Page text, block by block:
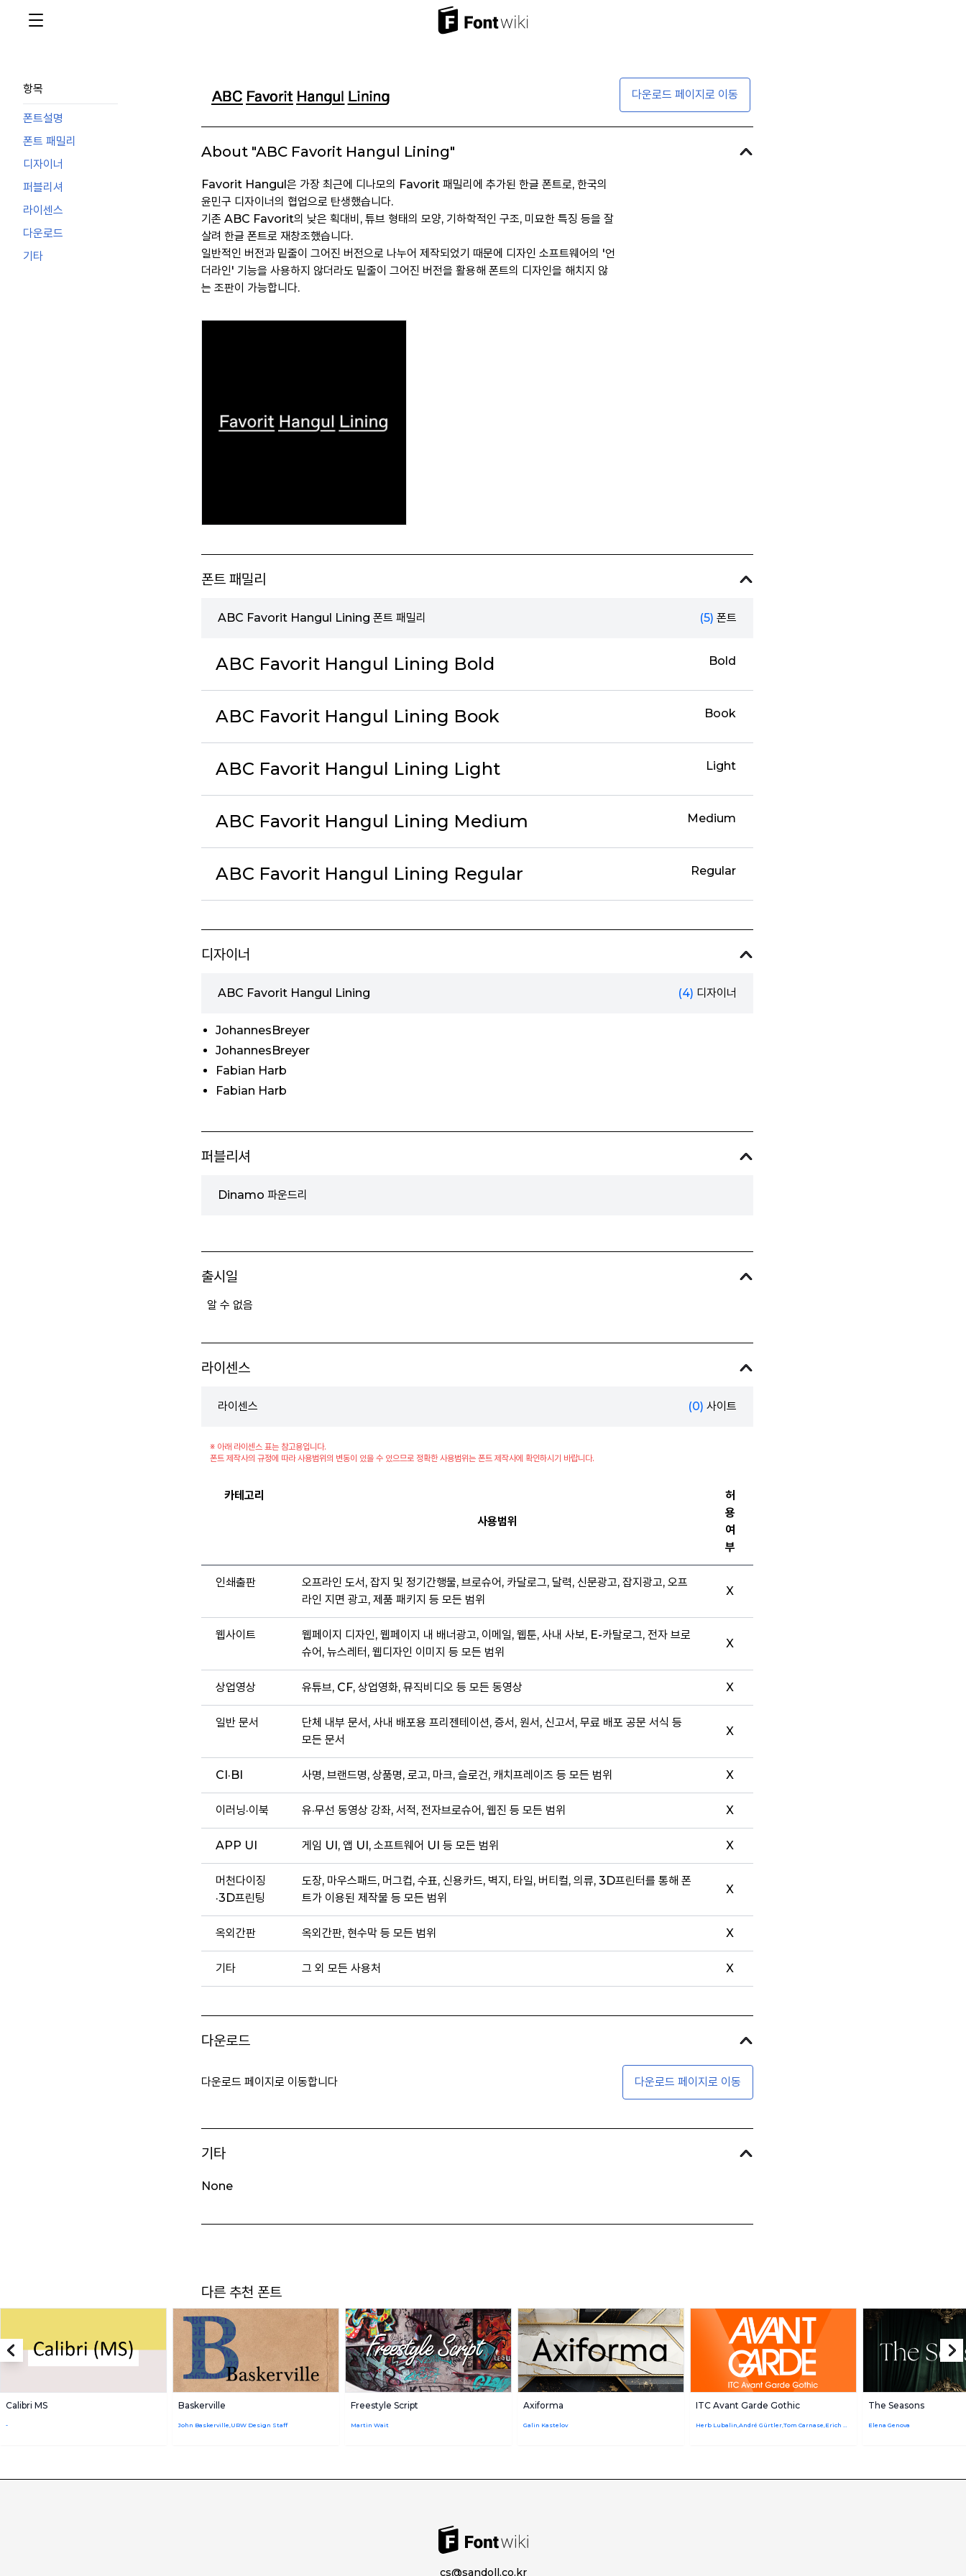
항목
폰트설명
폰트 패밀리
디자이너
퍼블리셔
라이센스
다운로드
기타
다운로드 페이지로 이동
About "ABC Favorit Hangul Lining"
Favorit Hangul은 가장 최근에 디나모의 Favorit 패밀리에 추가된 한글 폰트로, 한국의
윤민구 디자이너의 협업으로 탄생했습니다.
기존 ABC Favorit의 낮은 획대비, 튜브 형태의 모양, 기하학적인 구조, 미묘한 특징 등을 잘
살려 한글 폰트로 재창조했습니다.
일반적인 버전과 밑줄이 그어진 버전으로 나누어 제작되었기 때문에 디자인 소프트웨어의 '언
더라인' 기능을 사용하지 않더라도 밑줄이 그어진 버전을 활용해 폰트의 디자인을 해치지 않
는 조판이 가능합니다.
폰트 패밀리
ABC Favorit Hangul Lining 폰트 패밀리 (5) 폰트
ABC Favorit Hangul Lining Bold Bold
ABC Favorit Hangul Lining Book Book
ABC Favorit Hangul Lining Light Light
ABC Favorit Hangul Lining Medium Medium
ABC Favorit Hangul Lining Regular Regular
디자이너
ABC Favorit Hangul Lining (4) 디자이너
JohannesBreyer
JohannesBreyer
Fabian Harb
Fabian Harb
퍼블리셔
Dinamo 파운드리
출시일
알 수 없음
라이센스
라이센스 (0) 사이트
※ 아래 라이센스 표는 참고용입니다.
폰트 제작사의 규정에 따라 사용범위의 변동이 있을 수 있으므로 정확한 사용범위는 폰트 제작사에 확인하시기 바랍니다.
카테고리
사용범위
허
용
여
부
인쇄출판
오프라인 도서, 잡지 및 정기간행물, 브로슈어, 카달로그, 달력, 신문광고, 잡지광고, 오프
라인 지면 광고, 제품 패키지 등 모든 범위
X
웹사이트
웹페이지 디자인, 웹페이지 내 배너광고, 이메일, 웹툰, 사내 사보, E-카탈로그, 전자 브로
슈어, 뉴스레터, 웹디자인 이미지 등 모든 범위
X
상업영상 유튜브, CF, 상업영화, 뮤직비디오 등 모든 동영상 X
일반 문서
단체 내부 문서, 사내 배포용 프리젠테이션, 증서, 원서, 신고서, 무료 배포 공문 서식 등
모든 문서
X
CI·BI 사명, 브랜드명, 상품명, 로고, 마크, 슬로건, 캐치프레이즈 등 모든 범위 X
이러닝·이북 유·무선 동영상 강좌, 서적, 전자브로슈어, 웹진 등 모든 범위 X
APP UI 게임 UI, 앱 UI, 소프트웨어 UI 등 모든 범위 X
머천다이징
·3D프린팅
도장, 마우스패드, 머그컵, 수표, 신용카드, 벽지, 타일, 버티컬, 의류, 3D프린터를 통해 폰
트가 이용된 제작물 등 모든 범위
X
옥외간판 옥외간판, 현수막 등 모든 범위 X
기타 그 외 모든 사용처 X
다운로드
다운로드 페이지로 이동합니다 다운로드 페이지로 이동
기타
None
다른 추천 폰트
Calibri MS
-
Baskerville
John Baskerville,URW Design Staff
Freestyle Script
Martin Wait
Axiforma
Galin Kastelov
ITC Avant Garde Gothic The Seasons
Elena Genova
cs@sandoll.co.kr